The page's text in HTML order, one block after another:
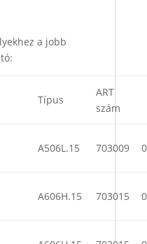
a jobb
Típus
ART
szám
A506L.15 703009
A606H.15 703015